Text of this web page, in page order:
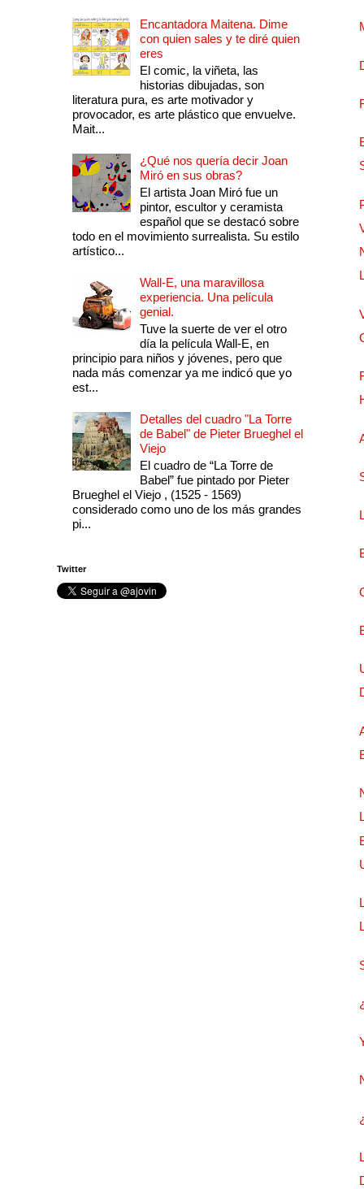
Encantadora Maitena. Dime
con quien sales y te diré quien
eres
El comic, la viñeta, las
historias dibujadas, son
literatura pura, es arte motivador y
provocador, es arte plástico que envuelve.
Mait...
¿Qué nos quería decir Joan
Miró en sus obras?
El artista Joan Miró fue un
pintor, escultor y ceramista
español que se destacó sobre
todo en el movimiento surrealista. Su estilo
artístico...
Wall-E, una maravillosa
experiencia. Una película
genial.
Tuve la suerte de ver el otro
día la película Wall-E, en
principio para niños y jóvenes, pero que
nada más comenzar ya me indicó que yo
est...
Detalles del cuadro "La Torre
de Babel" de Pieter Brueghel el
Viejo
El cuadro de “La Torre de
Babel” fue pintado por Pieter
Brueghel el Viejo , (1525 - 1569)
considerado como uno de los más grandes
pi...
Twitter